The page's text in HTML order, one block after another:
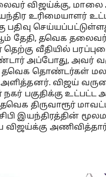
விஜய்க்கு, மாலை
உரிமையாளர்
பதிவு
தேதி, தவெக
தெற்கு வீதியில்
அப்போது, அவர்
தவெக தொண்டர்கள்
அளித்தனர். விஜய்
நகர் பகுதிக்கு உட்பட்ட
தவெக திருவாரூர்
இயந்திரத்தின்